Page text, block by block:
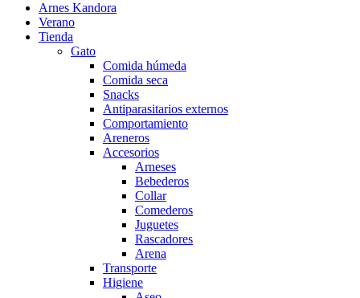
Arnes Kandora
Verano
Tienda
Gato
Comida húmeda
Comida seca
Snacks
Antiparasitarios externos
Comportamiento
Areneros
Accesorios
Arneses
Bebederos
Collar
Comederos
Juguetes
Rascadores
Arena
Transporte
Higiene